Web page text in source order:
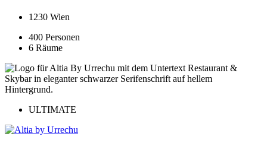
1230 Wien
400 Personen
6 Räume
ULTIMATE